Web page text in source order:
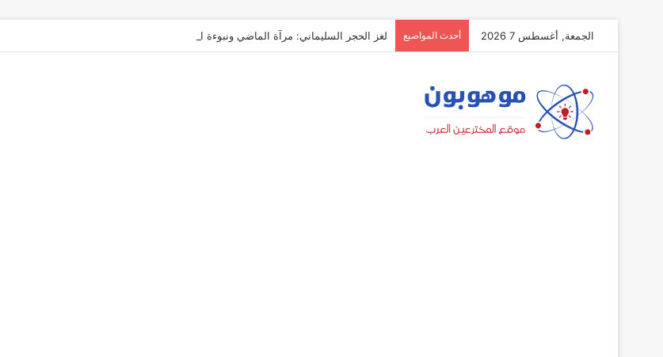
الجمعة, أغسطس 7 2026 أحدث المواضيع لغز الحجر السليماني: مرآة الماضي ونبوءة الزوال